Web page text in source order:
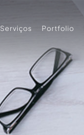
Serviços Portfolio